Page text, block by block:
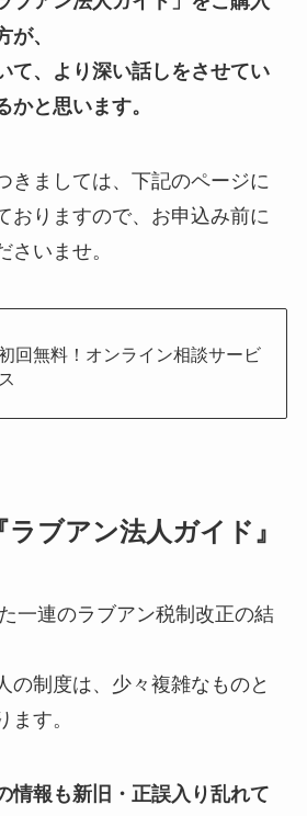
が、
て、より深い話しをさせてい
かと思います。
きましては、下記のページに
おりますので、お申込み前に
さいませ。
回無料！オンライン相談サービ
ス
ラブアン法人ガイド』
一連のラブアン税制改正の結
の制度は、少々複雑なものと
ます。
情報も新旧・正誤入り乱れて